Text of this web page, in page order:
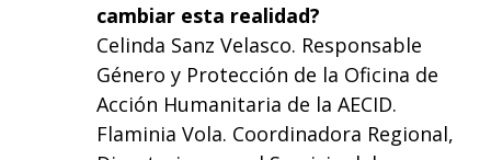
cambiar esta realidad?
Celinda Sanz Velasco. Responsable
Género y Protección de la Oficina de
Acción Humanitaria de la AECID.
Flaminia Vola. Coordinadora Regional,